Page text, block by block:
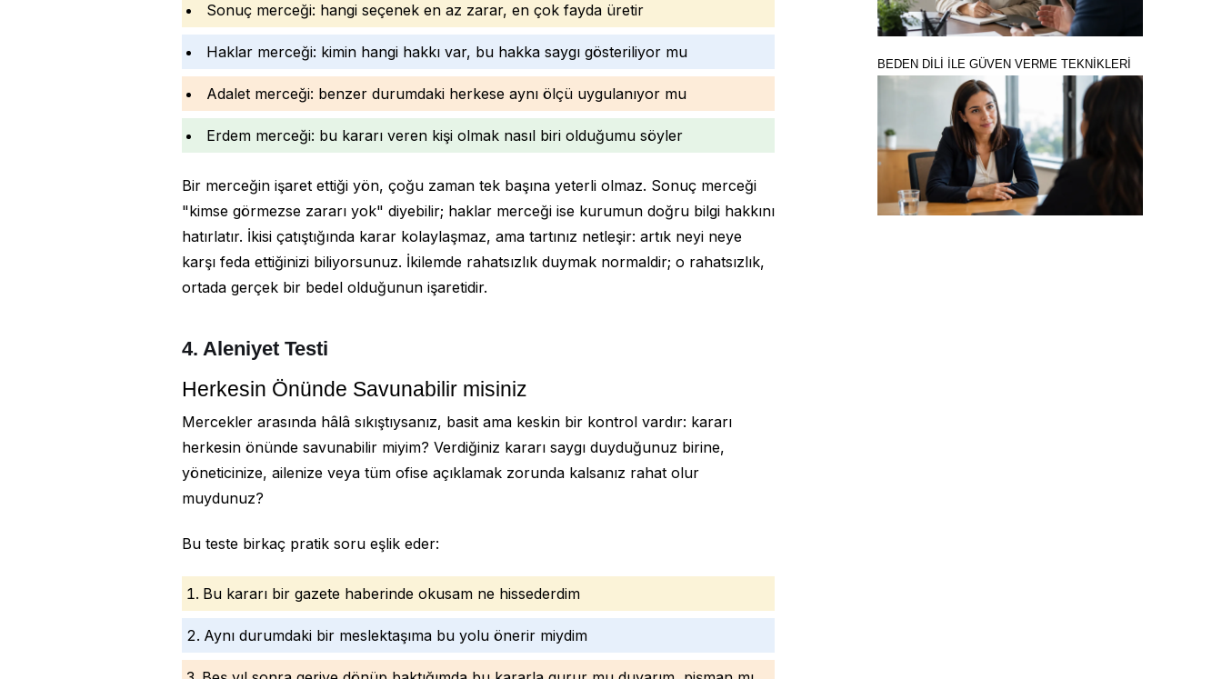
Sonuç merceği: hangi seçenek en az zarar, en çok fayda üretir
Haklar merceği: kimin hangi hakkı var, bu hakka saygı gösteriliyor mu
Adalet merceği: benzer durumdaki herkese aynı ölçü uygulanıyor mu
Erdem merceği: bu kararı veren kişi olmak nasıl biri olduğumu söyler
Bir merceğin işaret ettiği yön, çoğu zaman tek başına yeterli olmaz. Sonuç merceği
"kimse görmezse zararı yok" diyebilir; haklar merceği ise kurumun doğru bilgi hakkını
hatırlatır. İkisi çatıştığında karar kolaylaşmaz, ama tartınız netleşir: artık neyi neye
karşı feda ettiğinizi biliyorsunuz. İkilemde rahatsızlık duymak normaldir; o rahatsızlık,
ortada gerçek bir bedel olduğunun işaretidir.
4. Aleniyet Testi
Herkesin Önünde Savunabilir misiniz
Mercekler arasında hâlâ sıkıştıysanız, basit ama keskin bir kontrol vardır: kararı
herkesin önünde savunabilir miyim? Verdiğiniz kararı saygı duyduğunuz birine,
yöneticinize, ailenize veya tüm ofise açıklamak zorunda kalsanız rahat olur
muydunuz?
Bu teste birkaç pratik soru eşlik eder:
Bu kararı bir gazete haberinde okusam ne hissederdim
Aynı durumdaki bir meslektaşıma bu yolu önerir miydim
BEDEN DİLİ İLE GÜVEN VERME TEKNİKLERİ